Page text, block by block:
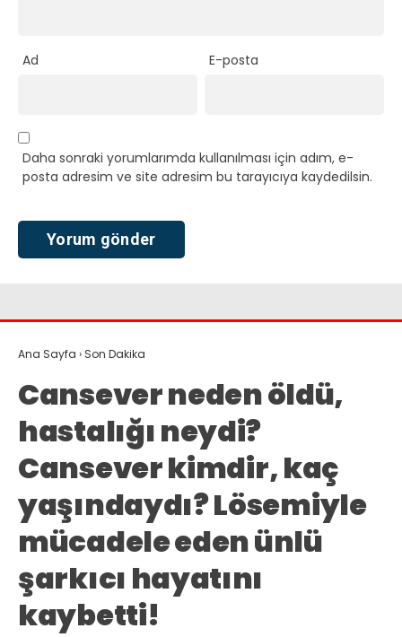
Ad E-posta
Daha sonraki yorumlarımda kullanılması için adım, e-
posta adresim ve site adresim bu tarayıcıya kaydedilsin.
Ana Sayfa › Son Dakika
Cansever neden öldü,
hastalığı neydi?
Cansever kimdir, kaç
yaşındaydı? Lösemiyle
mücadele eden ünlü
şarkıcı hayatını
kaybetti!